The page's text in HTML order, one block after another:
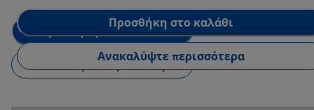
Προσθήκη στο καλάθι
Ανακαλύψτε περισσότερα
Προσθήκη στο καλάθι
Ανακαλύψτε περισσότερα